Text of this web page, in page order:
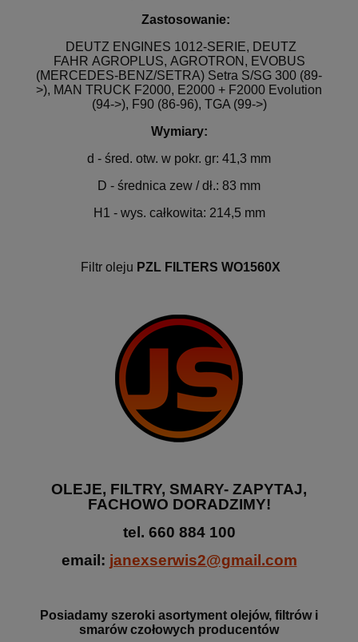
Zastosowanie:
DEUTZ ENGINES 1012-SERIE, DEUTZ
FAHR AGROPLUS, AGROTRON, EVOBUS
(MERCEDES-BENZ/SETRA) Setra S/SG 300 (89-
>), MAN TRUCK F2000, E2000 + F2000 Evolution
(94->), F90 (86-96), TGA (99->)
Wymiary:
d - śred. otw. w pokr. gr: 41,3 mm
D - średnica zew / dł.: 83 mm
H1 - wys. całkowita: 214,5 mm
Filtr oleju PZL FILTERS WO1560X
OLEJE, FILTRY, SMARY- ZAPYTAJ,
FACHOWO DORADZIMY!
tel. 660 884 100
email: janexserwis2@gmail.com
Posiadamy szeroki asortyment olejów, filtrów i
smarów czołowych producentów